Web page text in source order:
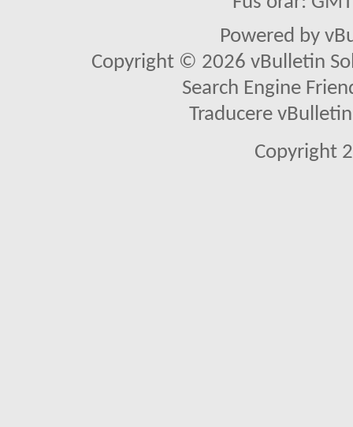
Powered by
Copyright © 2026 vBulletin
Search Engine
Traducere
Copyright